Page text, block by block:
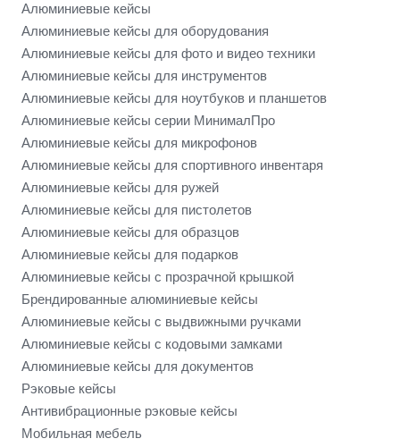
Алюминиевые кейсы
Алюминиевые кейсы для оборудования
Алюминиевые кейсы для фото и видео техники
Алюминиевые кейсы для инструментов
Алюминиевые кейсы для ноутбуков и планшетов
Алюминиевые кейсы серии МинималПро
Алюминиевые кейсы для микрофонов
Алюминиевые кейсы для спортивного инвентаря
Алюминиевые кейсы для ружей
Алюминиевые кейсы для пистолетов
Алюминиевые кейсы для образцов
Алюминиевые кейсы для подарков
Алюминиевые кейсы с прозрачной крышкой
Брендированные алюминиевые кейсы
Алюминиевые кейсы с выдвижными ручками
Алюминиевые кейсы с кодовыми замками
Алюминиевые кейсы для документов
Рэковые кейсы
Антивибрационные рэковые кейсы
Мобильная мебель